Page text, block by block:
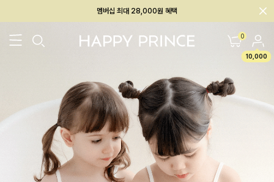
회원전용 아울렛, 가입하면 ~60% 할인!
0
10,000